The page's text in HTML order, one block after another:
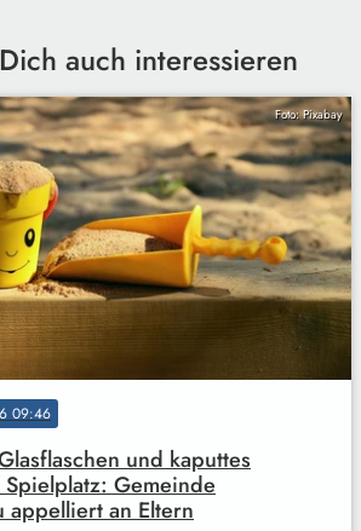
auch interessieren
Foto: Pixabay
09:46
und kaputtes
Gemeinde
appelliert an Eltern